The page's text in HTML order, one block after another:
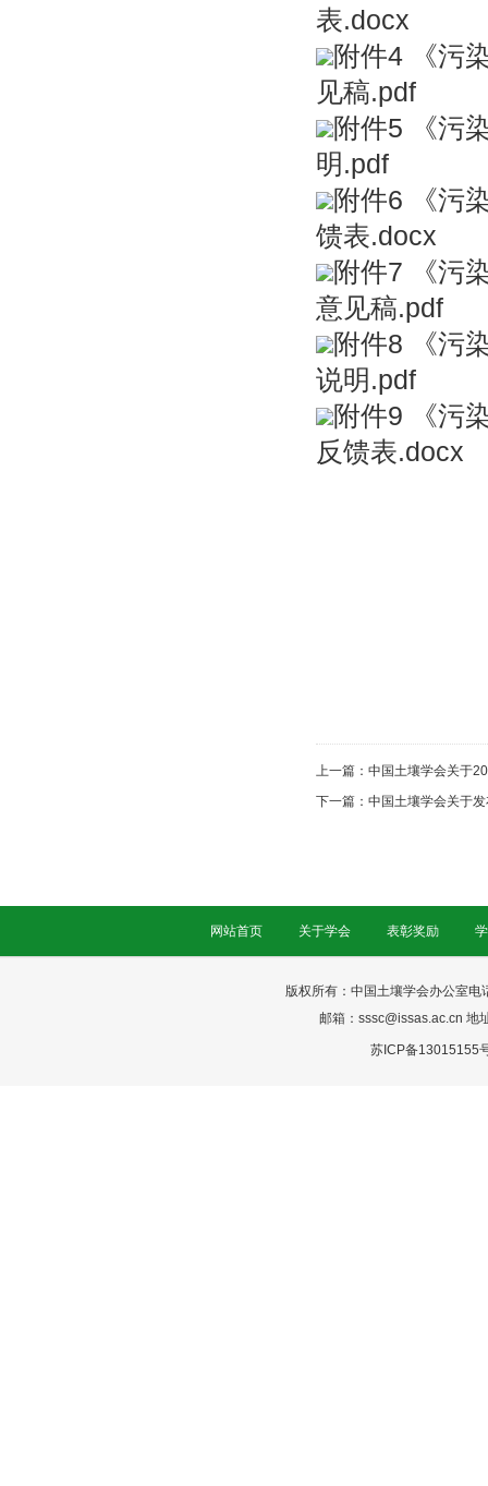
表.docx
附件4 《污
见稿.pdf
附件5 《污
明.pdf
附件6 《污
馈表.docx
附件7 《污
意见稿.pdf
附件8 《污
说明.pdf
附件9 《污
反馈表.docx
上一篇： 中国土壤学会关于
下一篇： 中国土壤学会关于
网站首页 关于学会 表彰奖励
版权所有：中国土壤学会办公室
邮箱：sssc@issas.ac.cn 地
苏ICP备13015155